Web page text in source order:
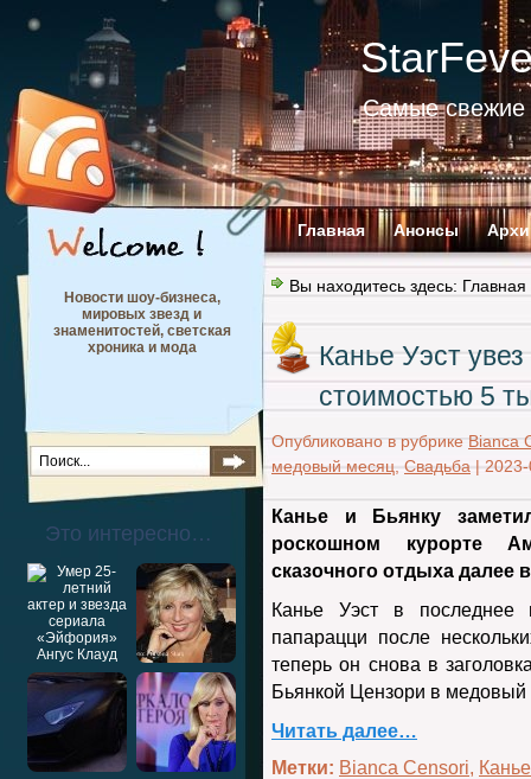
Самые свежие
Главная Анонсы
Новости шоу-бизнеса,
мировых звезд и
знаменитостей, светская
хроника и мода
Это интересно…
Вы находитесь здесь: Главная
Канье Уэст
стоимостью 5
Опубликовано в рубрике Bianca
медовый месяц Свадьба |
Канье и Бьянку
роскошном курорте
сказочного отдыха далее
Канье Уэст в последнее
папарацци после
теперь он снова в
Бьянкой Цензори в
Читать далее…
Метки: Bianca Censori,